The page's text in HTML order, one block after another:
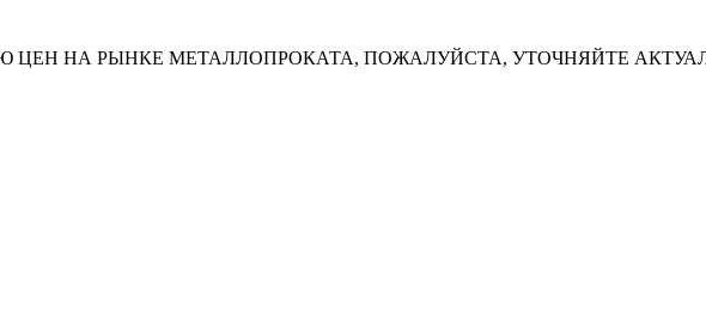
НА РЫНКЕ МЕТАЛЛОПРОКАТА, ПОЖАЛУЙСТА, УТОЧНЯЙТЕ